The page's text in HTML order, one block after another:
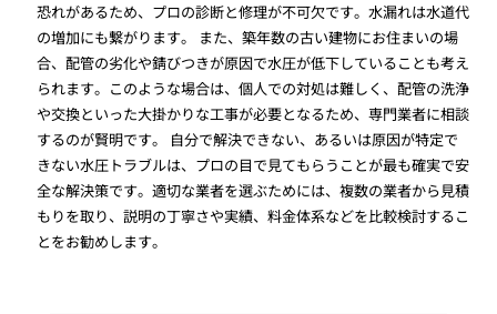
恐れがあるため、プロの診断と修理が不可欠です。水漏れは水道代
の増加にも繋がります。 また、築年数の古い建物にお住まいの場
合、配管の劣化や錆びつきが原因で水圧が低下していることも考え
られます。このような場合は、個人での対処は難しく、配管の洗浄
や交換といった大掛かりな工事が必要となるため、専門業者に相談
するのが賢明です。 自分で解決できない、あるいは原因が特定で
きない水圧トラブルは、プロの目で見てもらうことが最も確実で安
全な解決策です。適切な業者を選ぶためには、複数の業者から見積
もりを取り、説明の丁寧さや実績、料金体系などを比較検討するこ
とをお勧めします。